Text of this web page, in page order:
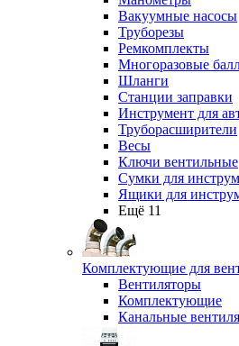
Вакуумные насосы
Труборезы
Ремкомплекты
Многоразовые
Шланги
Станции заправки
Инструмент для
Труборасширители
Весы
Ключи вентильные
Сумки для
Ящики для
Ещё 11
Комплектующие для
Вентиляторы
Комплектующие
Канальные